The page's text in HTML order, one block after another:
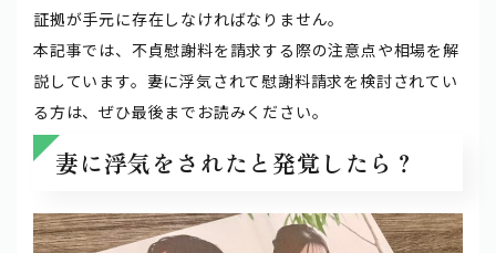
証拠が手元に存在しなければなりません。
本記事では、不貞慰謝料を請求する際の注意点や相場を解
説しています。妻に浮気されて慰謝料請求を検討されてい
る方は、ぜひ最後までお読みください。
妻に浮気をされたと発覚したら？